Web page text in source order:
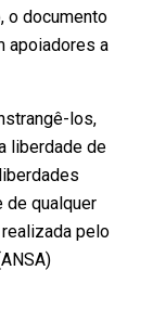
o documento
apoiadores a
los,
liberdade de
qualquer
pelo